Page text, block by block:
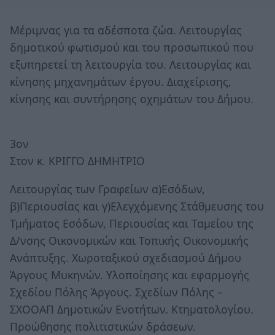
Μέριμνας για τα αδέσποτα ζώα. Λειτουργίας
δημοτικού φωτισμού και του προσωπικού που
εξυπηρετεί τη λειτουργία του. Λειτουργίας και
κίνησης μηχανημάτων έργου. Διαχείρισης,
κίνησης και συντήρησης οχημάτων του Δήμου.
3ον
Στον κ. ΚΡΙΓΓΟ ΔΗΜΗΤΡΙΟ
Λειτουργίας των Γραφείων α)Εσόδων,
β)Περιουσίας και γ)Ελεγχόμενης Στάθμευσης του
Τμήματος Εσόδων, Περιουσίας και Ταμείου της
Δ/νσης Οικονομικών και Τοπικής Οικονομικής
Ανάπτυξης. Χωροταξικού σχεδιασμού Δήμου
Άργους Μυκηνών. Υλοποίησης και εφαρμογής
Σχεδίου Πόλης Άργους. Σχεδίων Πόλης –
ΣΧΟΟΑΠ Δημοτικών Ενοτήτων. Κτηματολογίου.
Προώθησης πολιτιστικών δράσεων.